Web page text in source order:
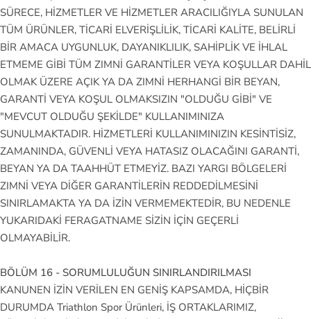
SÜRECE, HİZMETLER VE HİZMETLER ARACILIĞIYLA SUNULAN
TÜM ÜRÜNLER, TİCARİ ELVERİŞLİLİK, TİCARİ KALİTE, BELİRLİ
BİR AMACA UYGUNLUK, DAYANIKLILIK, SAHİPLİK VE İHLAL
ETMEME GİBİ TÜM ZIMNİ GARANTİLER VEYA KOŞULLAR DAHİL
OLMAK ÜZERE AÇIK YA DA ZIMNİ HERHANGİ BİR BEYAN,
GARANTİ VEYA KOŞUL OLMAKSIZIN "OLDUĞU GİBİ" VE
"MEVCUT OLDUĞU ŞEKİLDE" KULLANIMINIZA
SUNULMAKTADIR. HİZMETLERİ KULLANIMINIZIN KESİNTİSİZ,
ZAMANINDA, GÜVENLİ VEYA HATASIZ OLACAĞINI GARANTİ,
BEYAN YA DA TAAHHÜT ETMEYİZ. BAZI YARGI BÖLGELERİ
ZIMNİ VEYA DİĞER GARANTİLERİN REDDEDİLMESİNİ
SINIRLAMAKTA YA DA İZİN VERMEMEKTEDİR, BU NEDENLE
YUKARIDAKİ FERAGATNAME SİZİN İÇİN GEÇERLİ
OLMAYABİLİR.
BÖLÜM 16 - SORUMLULUĞUN SINIRLANDIRILMASI
KANUNEN İZİN VERİLEN EN GENİŞ KAPSAMDA, HİÇBİR
DURUMDA Triathlon Spor Ürünleri, İŞ ORTAKLARIMIZ,